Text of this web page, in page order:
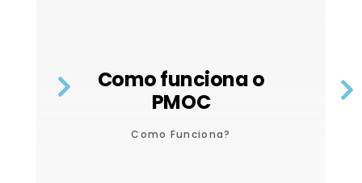
Como funciona o
PMOC
Como Funciona?